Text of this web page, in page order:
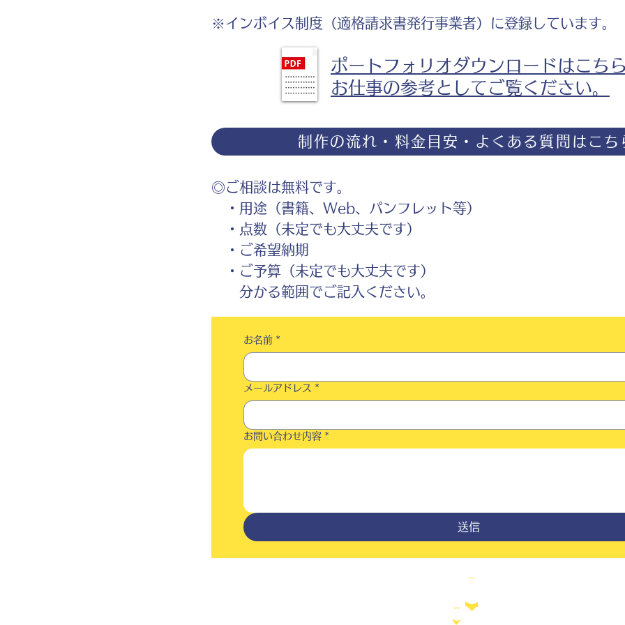
※インボイス制度（適格請求書発行事業者）に登録しています。
ポートフォリオダウンロードはこち
お仕事の参考としてご覧ください。
制作の流れ・料金目安・よくある質問はこち
◎ご相談は無料です。
・用途（書籍、Web、パンフレット等）
・点数（未定でも大丈夫です）
・ご希望納期
・ご予算（未定でも大丈夫です）
分かる範囲でご記入ください。
お名前 *
メールアドレス *
お問い合わせ内容 *
送信